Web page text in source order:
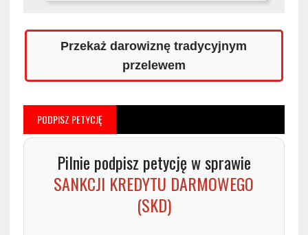
Przekaż darowiznę tradycyjnym
przelewem
PODPISZ PETYCJĘ
Pilnie podpisz petycję w sprawie
SANKCJI KREDYTU DARMOWEGO
(SKD)